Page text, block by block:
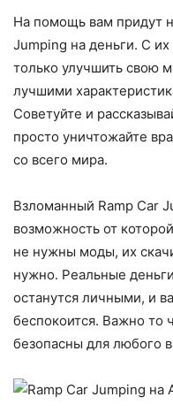
На помощь вам придут
Jumping на деньги. С
только улучшить свою
лучшими
Советуйте и
просто уничтожайте
со всего мира.
Взломанный Ramp Car
возможность от
не нужны моды, их
нужно. Реальные
останутся личными, и
беспокоится. Важно то
безопасны для любого